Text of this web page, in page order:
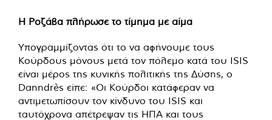
Η Ροζάβα πλήρωσε το τίμημα με αίμα
Υπογραμμίζοντας ότι το να αφήνουμε τους
Κούρδους μόνους μετά τον πόλεμο κατά του ISIS
είναι μέρος της κυνικής πολιτικής της Δύσης, ο
Danndrès είπε: «Οι Κούρδοι κατάφεραν να
αντιμετωπίσουν τον κίνδυνο του ISIS και
ταυτόχρονα απέτρεψαν τις ΗΠΑ και τους